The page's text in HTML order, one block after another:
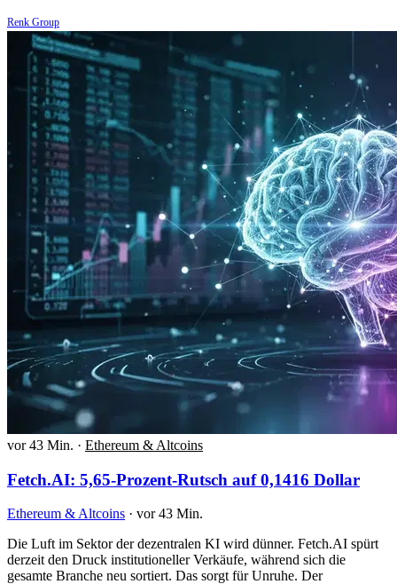
Renk Group
vor 43 Min. · Ethereum & Altcoins
Fetch.AI: 5,65-Prozent-Rutsch auf 0,1416 Dollar
Ethereum & Altcoins · vor 43 Min.
Die Luft im Sektor der dezentralen KI wird dünner. Fetch.AI spürt
derzeit den Druck institutioneller Verkäufe, während sich die
gesamte Branche neu sortiert. Das sorgt für Unruhe. Der